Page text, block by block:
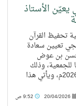
الأستاذ
تحفيظ القرآن
تعيين سعادة
بن عوض
للجمعية، وذلك
اعتبارًا من 12 أبريل 2026م، ويأتي هذا
20/04/2026